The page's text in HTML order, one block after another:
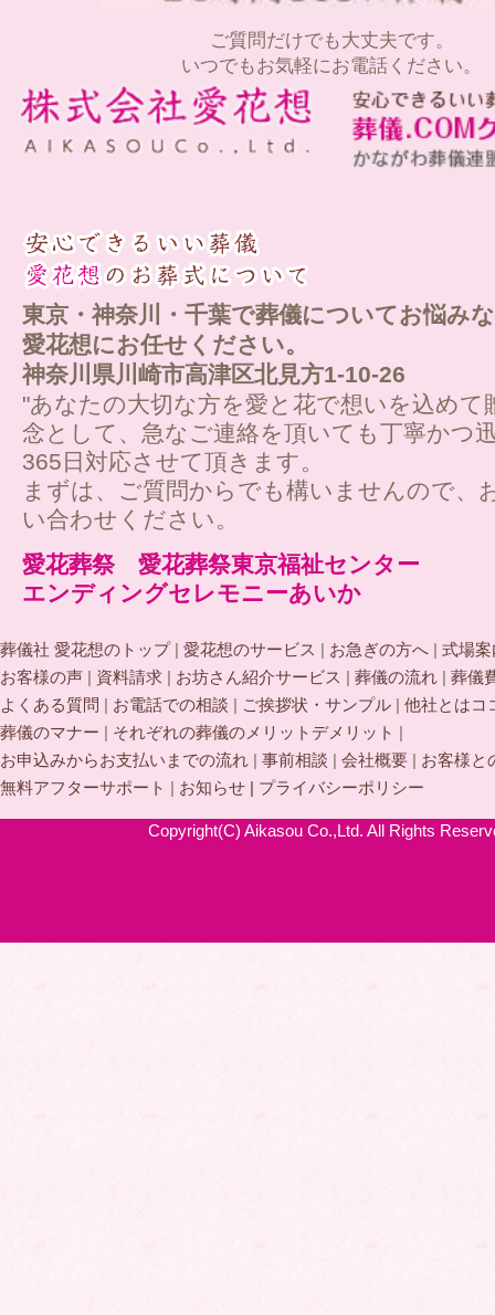
ご質問だけでも大丈夫です。
いつでもお気軽にお電話ください。
東京・神奈川・千葉で葬儀についてお悩み
愛花想にお任せください。
神奈川県川崎市高津区北見方1-10-26
"あなたの大切な方を愛と花で想いを込めて
念として、急なご連絡を頂いても丁寧かつ
365日対応させて頂きます。
まずは、ご質問からでも構いませんので、
い合わせください。
愛花葬祭 愛花葬祭東京福祉センター
エンディングセレモニーあいか
葬儀社 愛花想のトップ| 愛花想のサービス | お急ぎの方へ | 式場
お客様の声 | 資料請求 | お坊さん紹介サービス | 葬儀の流れ | 葬儀
よくある質問 | お電話での相談 | ご挨拶状・サンプル | 他社とはコ
葬儀のマナー | それぞれの葬儀のメリットデメリット |
お申込みからお支払いまでの流れ | 事前相談 | 会社概要 | お客様と
無料アフターサポート | お知らせ | プライバシーポリシー
Copyright(C) Aikasou Co.,Ltd. All Rights